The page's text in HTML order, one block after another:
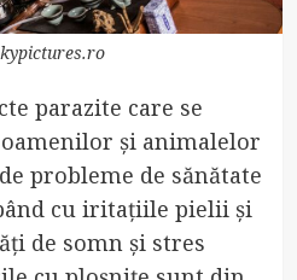
parazite care se
și animalelor
probleme de sănătate
cu iritațiile pielii și
de somn și stres